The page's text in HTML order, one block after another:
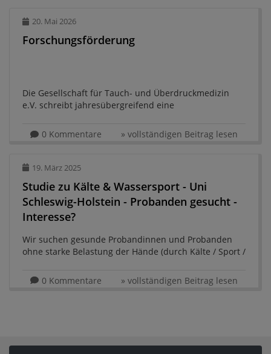
20. Mai 2026
Forschungsförderung
Die Gesellschaft für Tauch- und Überdruckmedizin
e.V. schreibt jahresübergreifend eine
0 Kommentare
» vollständigen Beitrag lesen
19. März 2025
Studie zu Kälte & Wassersport - Uni
Schleswig-Holstein - Probanden gesucht -
Interesse?
Wir suchen gesunde Probandinnen und Probanden
ohne starke Belastung der Hände (durch Kälte / Sport /
Ultraschall- und Laser Speckle-Bildgebung ...
0 Kommentare » vollständigen Beitrag lesen